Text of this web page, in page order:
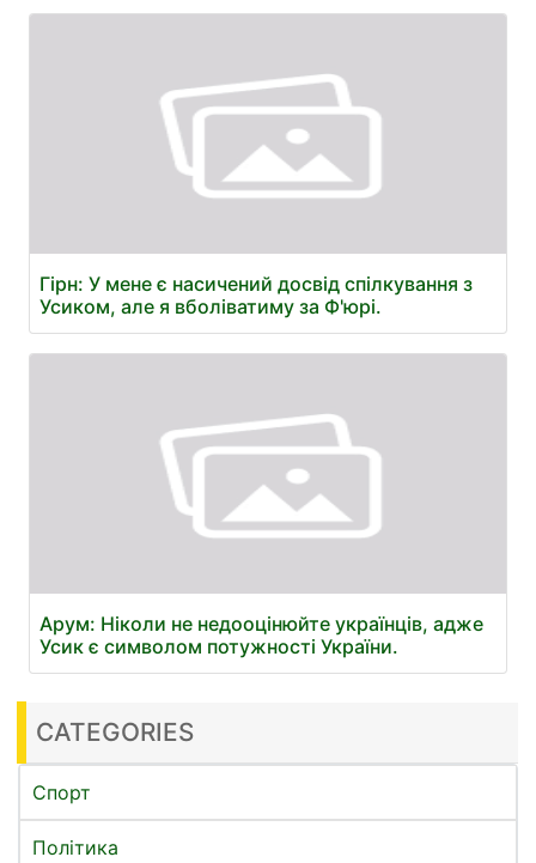
Гірн: У мене є насичений досвід спілкування з
Усиком, але я вболіватиму за Ф'юрі.
Арум: Ніколи не недооцінюйте українців, адже
Усик є символом потужності України.
CATEGORIES
Спорт
Політика